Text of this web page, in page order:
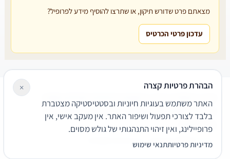
מצאתם פרט שדורש תיקון, או שתרצו להוסיף מידע לפרופיל?
עדכון פרטי הכרטיס
שירותים משפטיים
דרושים צור קשר נגישותפרטיות
תנאי שימוש
© 2026 הפירמה. כל הזכויות שמורות.
הבהרת פרטיות קצרה
האתר משתמש בעוגיות חיוניות ובסטטיסטיקה מצטברת
בלבד לצורכי תפעול ושיפור האתר. אין מעקב אישי, אין
פרופיילינג, ואין זיהוי התנהגותי של גולש מסוים.
מדיניות פרטיותתנאי שימוש
×